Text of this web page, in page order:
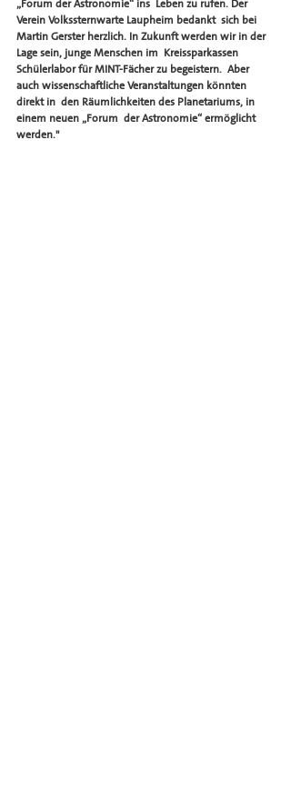
„Forum der Astronomie“ ins  Leben zu rufen. Der
Verein Volkssternwarte Laupheim bedankt  sich bei
Martin Gerster herzlich. In Zukunft werden wir in der
Lage sein, junge Menschen im  Kreissparkassen
Schülerlabor für MINT-Fächer zu begeistern.  Aber
auch wissenschaftliche Veranstaltungen könnten
direkt in  den Räumlichkeiten des Planetariums, in
einem neuen „Forum  der Astronomie“ ermöglicht
werden."